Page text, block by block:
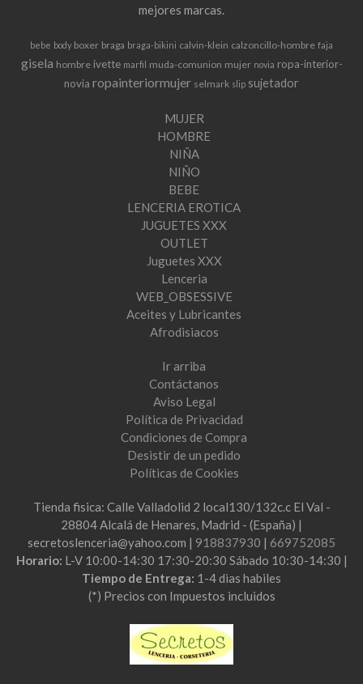
mejores marcas.
bebe body boxer braga braga-bikini calvin-klein calzoncillo-hombre faja
gisela hombre ivette marfil muda-comunion mujer novia ropa-interior-
novia ropainteriormujer selmark slip sujetador
MUJER
HOMBRE
NIÑA
NIÑO
BEBE
LENCERIA EROTICA
JUGUETES XXX
OUTLET
Juguetes XXX
Lenceria
WEB_OBSESSIVE
Aceites y Lubricantes
Afrodisiacos
Ir arriba
Contáctanos
Aviso Legal
Política de Privacidad
Condiciones de Compra
Desistir de un pedido
Políticas de Cookies
Tienda fisica: Calle Valladolid 2 local130/132c.c El Val -
28804 Alcalá de Henares, Madrid - (España) |
secretoslenceria@yahoo.com | 918837930 | 669752085
Horario: L-V 10:00-14:30 17:30-20:30 Sábado 10:30-14:30 |
Tiempo de Entrega: 1-4 dias habiles
(*) Precios con Impuestos incluidos